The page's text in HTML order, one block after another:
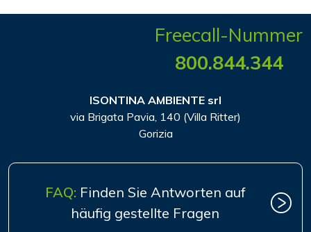
Freecall-Nummer
800.844.344
ISONTINA AMBIENTE srl
via Brigata Pavia, 140 (Villa Ritter)
Gorizia
FAQ: Finden Sie Antworten auf
häufig gestellte Fragen